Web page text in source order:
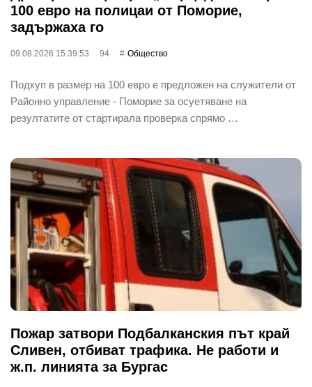
100 евро на полицаи от Поморие,
задържаха го
09.08.2026 15:39:53 94 Общество
Подкуп в размер на 100 евро е предложен на служители от
Районно управление - Поморие за осуетяване на
резултатите от стартирала проверка спрямо …
Пожар затвори Подбалканския път край
Сливен, отбиват трафика. Не работи и
ж.п. линията за Бургас